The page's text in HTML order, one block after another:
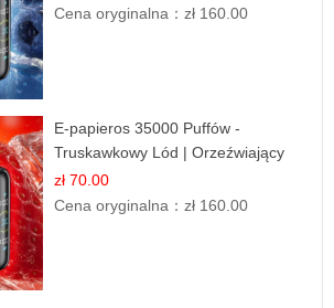
Cena oryginalna：zł 160.00
E-papieros 35000 Puffów -
Truskawkowy Lód | Orzeźwiający
Smak
zł 70.00
Cena oryginalna：zł 160.00